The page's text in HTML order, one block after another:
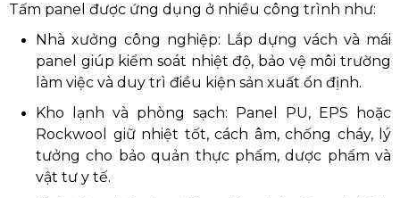
Tấm panel được ứng dụng ở nhiều công trình như:
Nhà xưởng công nghiệp: Lắp dựng vách và mái
panel giúp kiểm soát nhiệt độ, bảo vệ môi trường
làm việc và duy trì điều kiện sản xuất ổn định.
Kho lạnh và phòng sạch: Panel PU, EPS hoặc
Rockwool giữ nhiệt tốt, cách âm, chống cháy, lý
tưởng cho bảo quản thực phẩm, dược phẩm và
vật tư y tế.